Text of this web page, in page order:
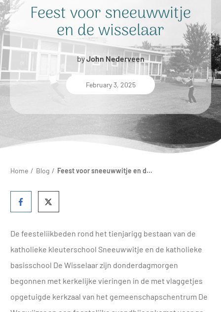
Feest voor sneeuwwitje
en de wisselaar
byJohn Nederveen
February 3, 2025
Home / Blog / Feest voor sneeuwwitje en de wisselaar
De feesteliikbe­den rond het tienjarigg bestaan van de
katholieke kleuterschool Sneeuwwitje en de katholieke
basisschool De Wisselaar zijn donder­dagmorgen
begonnen met kerkelijke vieringen in de met vlaggetjes
opgetuigde kerkzaal van het gemeenschapschentrum De